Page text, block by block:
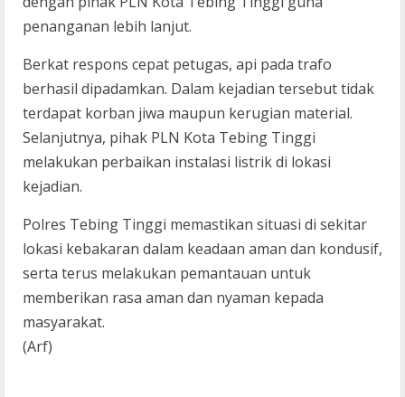
penanganan lebih lanjut.
Berkat respons cepat petugas, api pada trafo
berhasil dipadamkan. Dalam kejadian tersebut tidak
terdapat korban jiwa maupun kerugian material.
Selanjutnya, pihak PLN Kota Tebing Tinggi
melakukan perbaikan instalasi listrik di lokasi
kejadian.
Polres Tebing Tinggi memastikan situasi di sekitar
lokasi kebakaran dalam keadaan aman dan kondusif,
serta terus melakukan pemantauan untuk
memberikan rasa aman dan nyaman kepada
masyarakat.
(Arf)